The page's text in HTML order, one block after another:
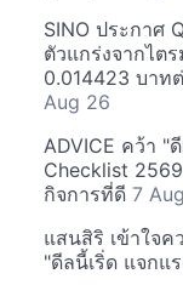
SINO ประกาศ
ตัวแกร่งจากไต
0.014423 บาท
Aug 26
ADVICE คว้า "
Checklist
กิจการที่ดี 7
แสนสิริ เข้าใจ
"ดีลนี้เริ่ด แจกแ